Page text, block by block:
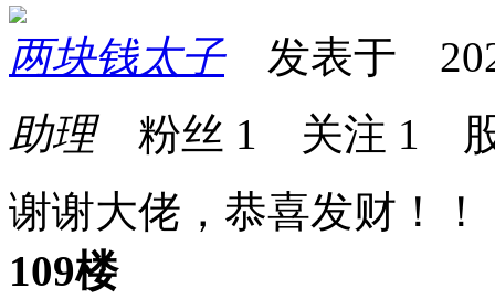
两块钱太子发表于
助理粉丝 1 关注 1
谢谢大佬，恭喜发财！！
109楼